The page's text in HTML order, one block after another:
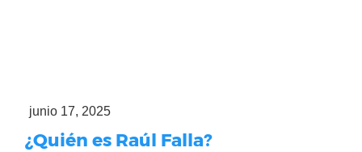
junio 17, 2025
¿Quién es Raúl Falla?